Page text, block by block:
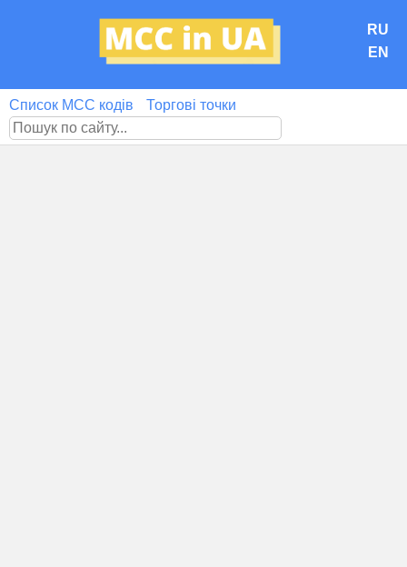
RU
EN
Список MCC кодів Торгові точки